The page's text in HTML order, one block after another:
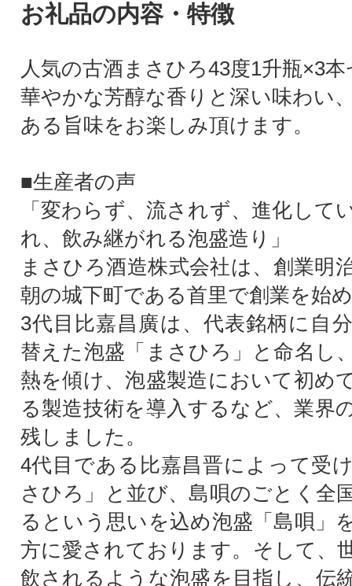
お礼品の内容・特徴
人気の古酒まさひろ43度1升瓶×3
華やかな芳醇な香りと深い味わい
ある旨味をお楽しみ頂けます。
■生産者の声
「変わらず、流されず、進化して
れ、飲み継がれる泡盛造り」
まさひろ酒造株式会社は、創業明
朝の城下町である首里で創業を始
3代目比嘉昌廣は、代表銘柄に自
替えた泡盛「まさひろ」と命名し
熱を傾け、泡盛製造において初め
る製造技術を導入するなど、業界
残しました。
4代目である比嘉昌晋によって受
さひろ」と並び、島唄のごとく全
るという思いを込め泡盛「島唄」
方に愛されております。そして、
飲されるような泡盛を目指し、伝